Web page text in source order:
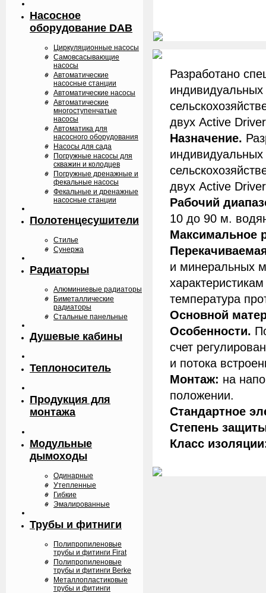
Насосное
оборудование DAB
Циркуляционные насосы
Самовсасывающие
насосы
Автоматические
насосные станции
Автоматические насосы
Автоматические
многоступенчатые
насосы
Автоматика для
насосного оборудования
Насосы для сада
Погружные насосы для
скважин и колодцев
Погружные дренажные и
фекальные насосы
Фекальные и дренажные
насосные станции
Полотенцесушители
Стилье
Сунержа
Радиаторы
Алюминиевые радиаторы
Биметаллические
радиаторы
Стальные панельные
Душевые кабины
Теплоноситель
Продукция для
монтажа
Модульные
дымоходы
Одинарные
Утепленные
Гибкие
Эмалированные
Трубы и фитниги
Полипропиленовые
трубы и фитинги Firat
Полипропиленовые
трубы и фитинги Berke
Металлопластиковые
трубы и фитинги
Разработано
двух Active
Назначение.
двух Active
Рабочий
10 до 90 м.
Максимальное
и минеральных
температура
Основной
Особенности.
счет
и потока
Монтаж: на
положении.
Стандартное
Степень
Класс